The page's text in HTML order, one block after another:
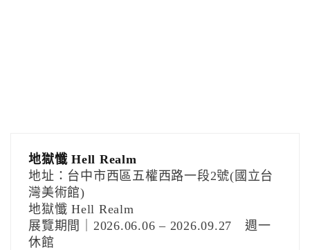
地獄懺 Hell Realm
地址：台中市西區五權西路一段2號(國立台
灣美術館)
地獄懺 Hell Realm
展覽期間｜2026.06.06 – 2026.09.27 週一
休館